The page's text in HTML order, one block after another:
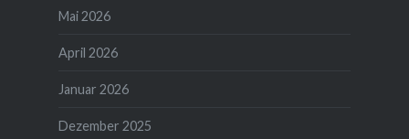
Mai 2026
April 2026
Januar 2026
Dezember 2025